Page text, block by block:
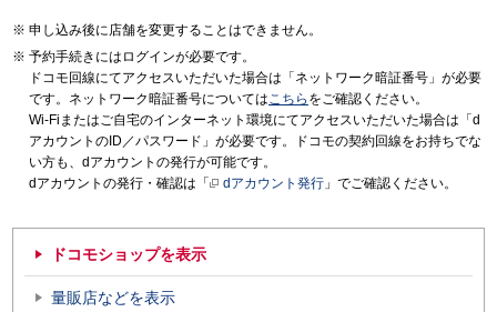
申し込み後に店舗を変更することはできません。
予約手続きにはログインが必要です。
ドコモ回線にてアクセスいただいた場合は「ネットワーク暗証番号」が必要
です。ネットワーク暗証番号についてはこちら をご確認ください。
Wi-Fiまたはご自宅のインターネット環境にてアクセスいただいた場合は「d
アカウントのID／パスワード」が必要です。ドコモの契約回線をお持ちでな
い方も、dアカウントの発行が可能です。
dアカウントの発行・確認は「
dアカウント発行 」でご確認ください。
ドコモショップを表示
量販店などを表示